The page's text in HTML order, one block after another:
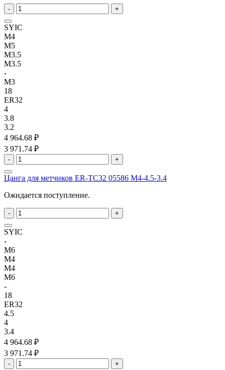
- +
SYIC
M4
M5
M3.5
M3.5
-
M3
18
ER32
4
3.8
3.2
4 964.68 ₽
3 971.74 ₽
- +
Цанга для метчиков ER-TC32 05586 M4-4.5-3.4
Ожидается поступление.
- +
SYIC
-
M6
M4
M4
M6
-
18
ER32
4.5
4
3.4
4 964.68 ₽
3 971.74 ₽
- +